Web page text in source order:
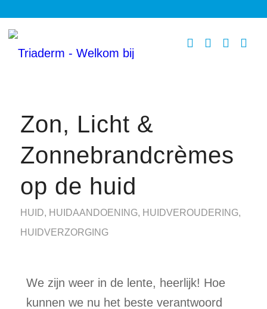
Zon, Licht &
Zonnebrandcrèmes
op de huid
HUID, HUIDAANDOENING, HUIDVEROUDERING,
HUIDVERZORGING
We zijn weer in de lente, heerlijk! Hoe
kunnen we nu het beste verantwoord